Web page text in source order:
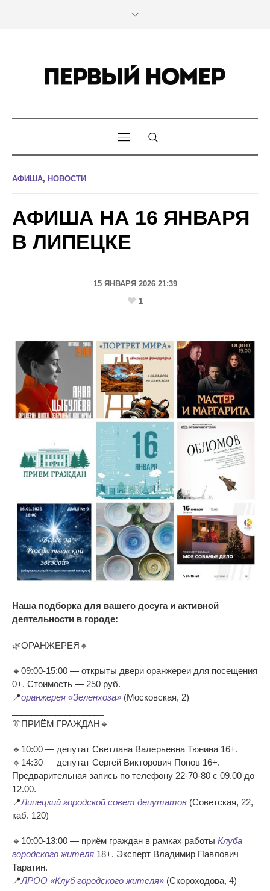
АФИША, НОВОСТИ
АФИША НА 16 ЯНВАРЯ
В ЛИПЕЦКЕ
15 ЯНВАРЯ 2026 21:39
1
Наша подборка для вашего досуга и активной
деятельности в городе:
🌿ОРАНЖЕРЕЯ🔸
🔸09:00-15:00 — открыты двери оранжереи для посещения
0+. Стоимость — 250 руб.
📍оранжерея «Зеленхоза» (Московская, 2)
👔ПРИЁМ ГРАЖДАН🔹
🔹10:00 — депутат Светлана Валерьевна Тюнина 16+.
🔹14:30 — депутат Сергей Викторович Попов 16+.
Предварительная запись по телефону 22-70-80 с 09.00 до
12.00.
📍Липецкий городской совет депутатов (Советская, 22,
каб. 120)
🔹10:00-13:00 — приём граждан в рамках работы Клуба
городского жителя 18+. Эксперт Владимир Павлович
Таратин.
📍ЛРОО «Клуб городского жителя» (Скороходова, 4)